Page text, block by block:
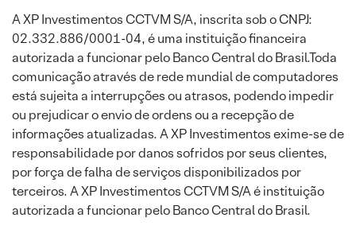
A XP Investimentos CCTVM S/A, inscrita sob o CNPJ:
02.332.886/0001-04, é uma instituição financeira
autorizada a funcionar pelo Banco Central do Brasil.Toda
comunicação através de rede mundial de computadores
está sujeita a interrupções ou atrasos, podendo impedir
ou prejudicar o envio de ordens ou a recepção de
informações atualizadas. A XP Investimentos exime-se de
responsabilidade por danos sofridos por seus clientes,
por força de falha de serviços disponibilizados por
terceiros. A XP Investimentos CCTVM S/A é instituição
autorizada a funcionar pelo Banco Central do Brasil.